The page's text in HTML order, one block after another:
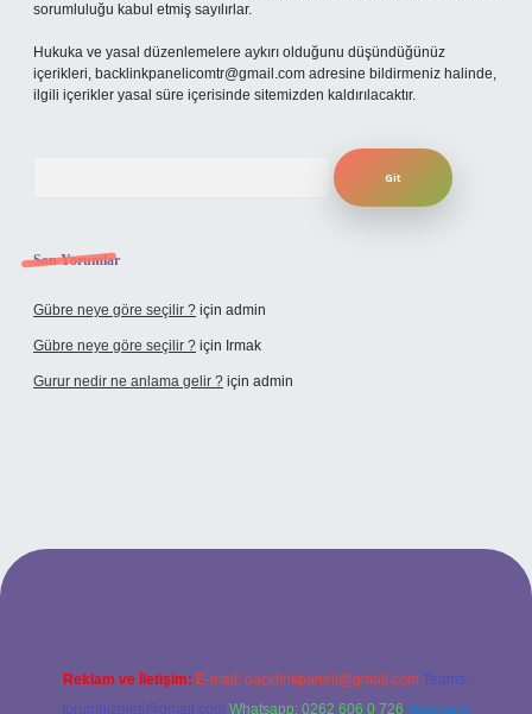
sorumluluğu kabul etmiş sayılırlar.
Hukuka ve yasal düzenlemelere aykırı olduğunu düşündüğünüz
içerikleri, backlinkpanelicomtr@gmail.com adresine bildirmeniz halinde,
ilgili içerikler yasal süre içerisinde sitemizden kaldırılacaktır.
Son Yorumlar
Gübre neye göre seçilir ? için admin
Gübre neye göre seçilir ? için Irmak
Gurur nedir ne anlama gelir ? için admin
yeni giriş adresi
Reklam ve İletişim: E-mail: backlinkpaneli@gmail.com Teams:
forumhizmeti@gmail.com Whatsapp: 0262 606 0 726 Telegram: